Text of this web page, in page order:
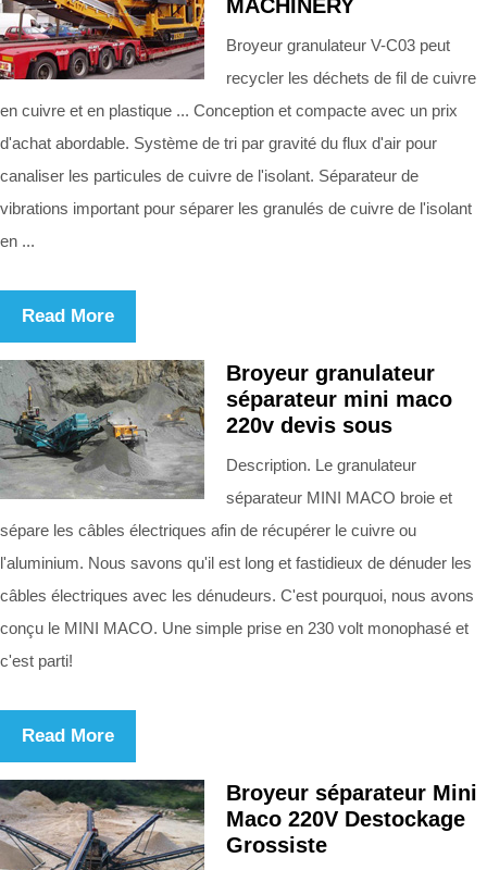
MACHINERY
Broyeur granulateur V-C03 peut
recycler les déchets de fil de cuivre
en cuivre et en plastique ... Conception et compacte avec un prix
d'achat abordable. Système de tri par gravité du flux d'air pour
canaliser les particules de cuivre de l'isolant. Séparateur de
vibrations important pour séparer les granulés de cuivre de l'isolant
en ...
Read More
Broyeur granulateur
séparateur mini maco
220v devis sous
Description. Le granulateur
séparateur MINI MACO broie et
sépare les câbles électriques afin de récupérer le cuivre ou
l'aluminium. Nous savons qu'il est long et fastidieux de dénuder les
câbles électriques avec les dénudeurs. C'est pourquoi, nous avons
conçu le MINI MACO. Une simple prise en 230 volt monophasé et
c'est parti!
Read More
Broyeur séparateur Mini
Maco 220V Destockage
Grossiste